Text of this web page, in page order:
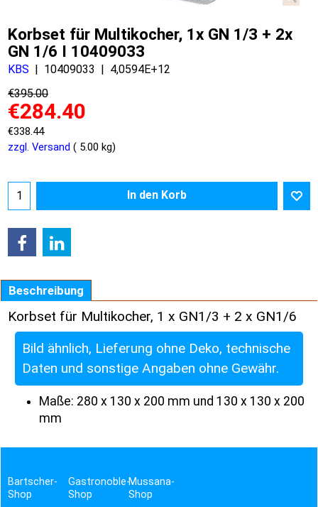
Korbset für Multikocher, 1x GN 1/3 + 2x
GN 1/6 I 10409033
KBS 10409033
4,0594E+12
€395.00
€284.40
€338.44
zzgl. Versand
5.00 kg
In den Korb
Beschreibung
Korbset für Multikocher, 1 x GN1/3 + 2 x GN1/6
Bild ähnlich, Lieferung ohne Deko, technische
Daten und sonstige Angaben ohne Gewähr.
Maße: 280 x 130 x 200 mm und 130 x 130 x 200
mm
Bartscher-
Shop
Gastronoble-
Shop
Mussana-
Shop